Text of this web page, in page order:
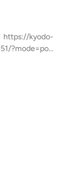
https://kyodo-
?mode=po
7Hxbk⁠⁠⁠⁠⁠⁠⁠⁠⁠⁠⁠⁠⁠⁠⁠⁠⁠⁠⁠⁠⁠⁠⁠⁠⁠⁠⁠⁠⁠⁠⁠⁠⁠⁠⁠⁠⁠⁠⁠⁠⁠⁠⁠⁠⁠⁠⁠⁠⁠⁠⁠⁠⁠⁠⁠⁠⁠⁠⁠⁠⁠⁠⁠⁠⁠⁠⁠⁠⁠⁠⁠⁠⁠⁠⁠